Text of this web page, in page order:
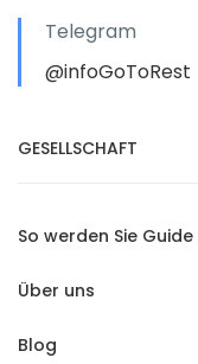
Telegram
@infoGoToRest
GESELLSCHAFT
So werden Sie Guide
Über uns
Blog